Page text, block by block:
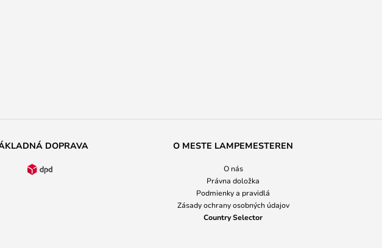
DOPRAVA O MESTE LAMPEMESTEREN
O nás
Právna doložka
Podmienky a pravidlá
Zásady ochrany osobných údajov
Country Selector